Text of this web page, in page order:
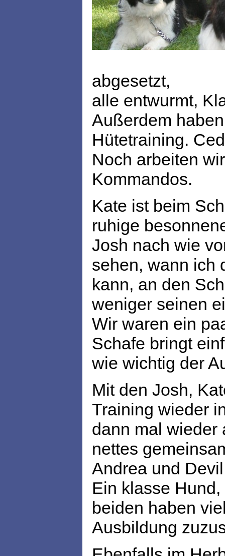
abgesetzt,
alle entwurmt,
Außerdem
Hütetraining.
Noch arbeiten
Kommandos.
Kate ist beim
ruhige
Josh nach wie
sehen, wann ich
kann, an den
weniger seinen
Wir waren ein
Schafe bringt
wie wichtig der
Mit den Josh,
Training wieder
dann mal wieder
nettes
Andrea und
Ein klasse
beiden haben
Ausbildung